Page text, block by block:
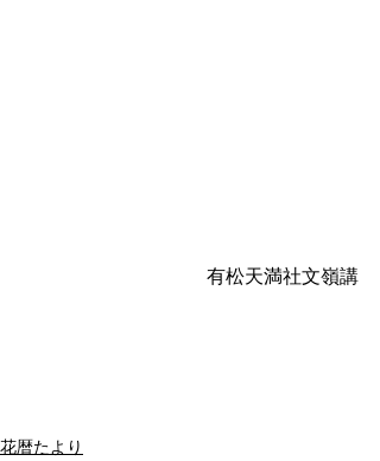
有松天満社文嶺講
花暦たより